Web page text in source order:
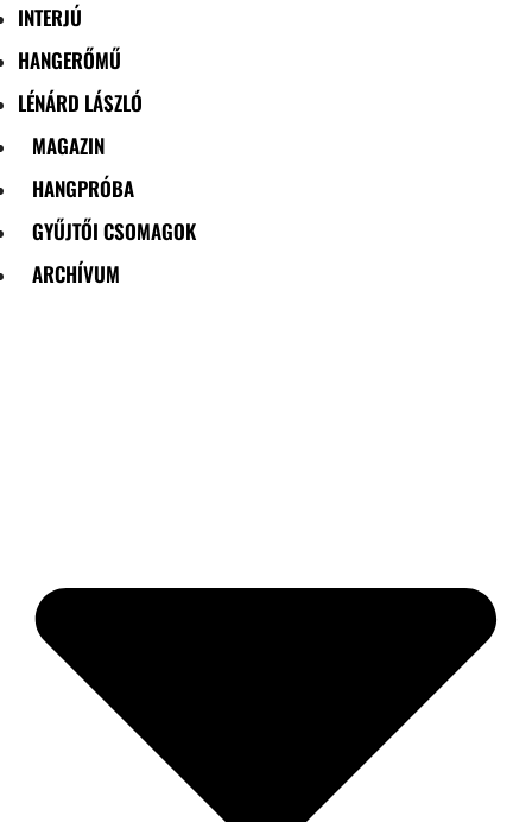
INTERJÚ
HANGERŐMŰ
LÉNÁRD LÁSZLÓ
MAGAZIN
HANGPRÓBA
GYŰJTŐI CSOMAGOK
ARCHÍVUM